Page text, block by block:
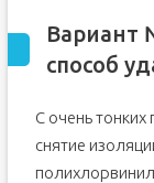
Вариант
способ
С очень
снятие